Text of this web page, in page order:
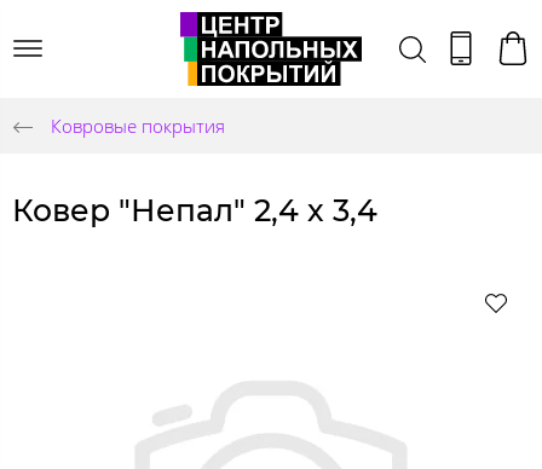
Ковровые покрытия
Ковер "Непал" 2,4 х 3,4